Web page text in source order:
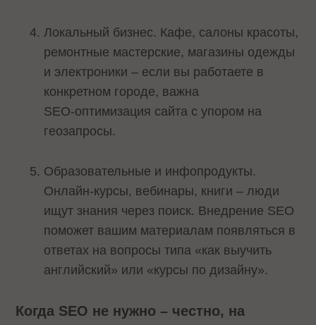
Локальный бизнес. Кафе, салоны красоты,
ремонтные мастерские, магазины одежды
и электроники – если вы работаете в
конкретном городе, важна
SEO‑оптимизация сайта с упором на
геозапросы.
Образовательные и инфопродукты.
Онлайн‑курсы, вебинары, книги – люди
ищут знания через поиск. Внедрение SEO
поможет вашим материалам появляться в
ответах на вопросы типа «как выучить
английский» или «курсы по дизайну».
Когда SEO не нужно – честно, на